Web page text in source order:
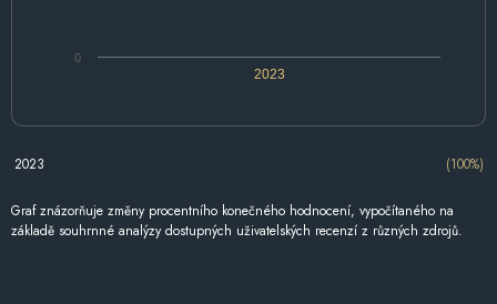
2023
0
2023 (100%)
Graf znázorňuje změny procentního konečného hodnocení, vypočítaného na
základě souhrnné analýzy dostupných uživatelských recenzí z různých zdrojů.